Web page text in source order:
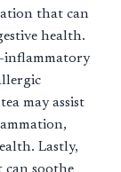
that can
health.
inflammatory
may assist
Lastly,
can soothe